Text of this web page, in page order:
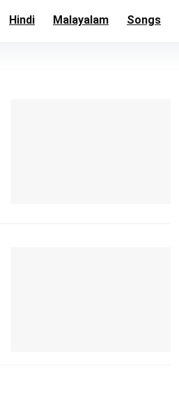
Hindi Malayalam Songs